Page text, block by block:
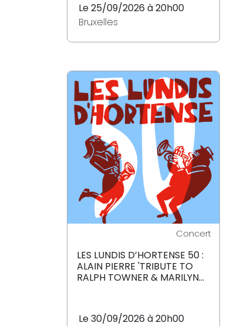
Le 25/09/2026 à 20h00
Bruxelles
Concert
LES LUNDIS D’HORTENSE 50 :
ALAIN PIERRE 'TRIBUTE TO
RALPH TOWNER & MARILYN...
Le 30/09/2026 à 20h00